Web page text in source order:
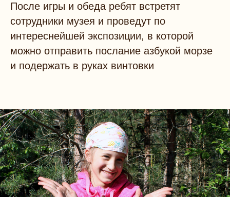
После игры и обеда ребят встретят
сотрудники музея и проведут по
интереснейшей экспозиции, в которой
можно отправить послание азбукой морзе
и подержать в руках винтовки